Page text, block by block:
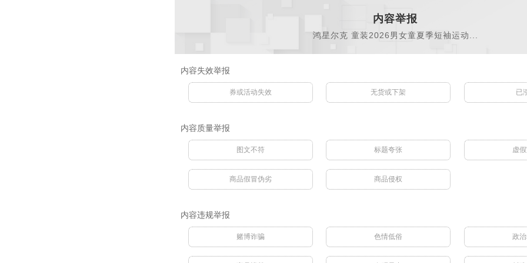
内容举报
鸿星尔克 童装2026男女童夏季短袖运动...
内容失效举报
券或活动失效 无货或下架 已
内容质量举报
图文不符 标题夸张 虚
商品假冒伪劣 商品侵权
内容违规举报
赌博诈骗 色情低俗 政